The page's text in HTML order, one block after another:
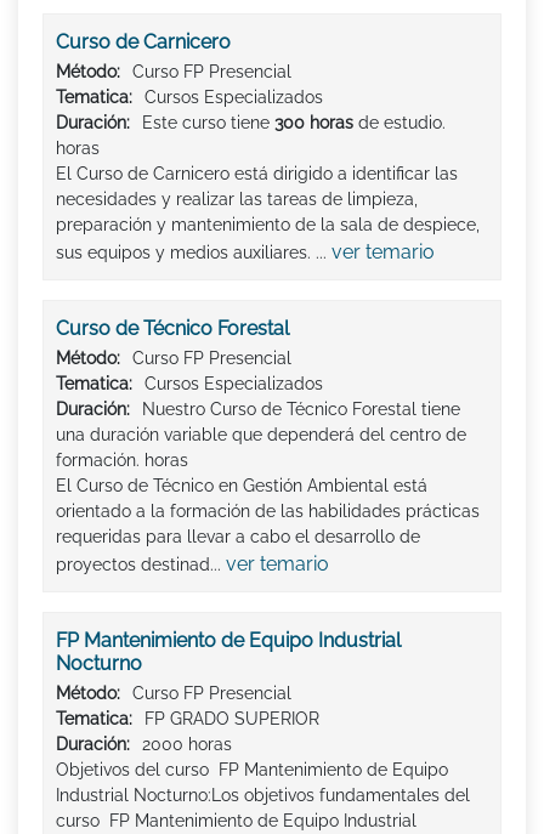
Curso de Carnicero
Método:
Curso FP Presencial
Tematica:
Cursos Especializados
Duración:
Este curso tiene 300 horas de estudio.
horas
El Curso de Carnicero está dirigido a identificar las
necesidades y realizar las tareas de limpieza,
preparación y mantenimiento de la sala de despiece,
sus equipos y medios auxiliares. ... ver temario
Curso de Técnico Forestal
Método:
Curso FP Presencial
Tematica:
Cursos Especializados
Duración:
Nuestro Curso de Técnico Forestal tiene
una duración variable que dependerá del centro de
formación. horas
El Curso de Técnico en Gestión Ambiental está
orientado a la formación de las habilidades prácticas
requeridas para llevar a cabo el desarrollo de
proyectos destinad... ver temario
FP Mantenimiento de Equipo Industrial
Nocturno
Método:
Curso FP Presencial
Tematica:
FP GRADO SUPERIOR
Duración:
2000 horas
Objetivos del curso FP Mantenimiento de Equipo
Industrial Nocturno:Los objetivos fundamentales del
curso FP Mantenimiento de Equipo Industrial